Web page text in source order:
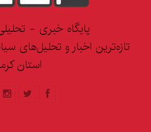
پایگاه خبری -
تازه‌ترین اخبار و تحلیل‌های
استان